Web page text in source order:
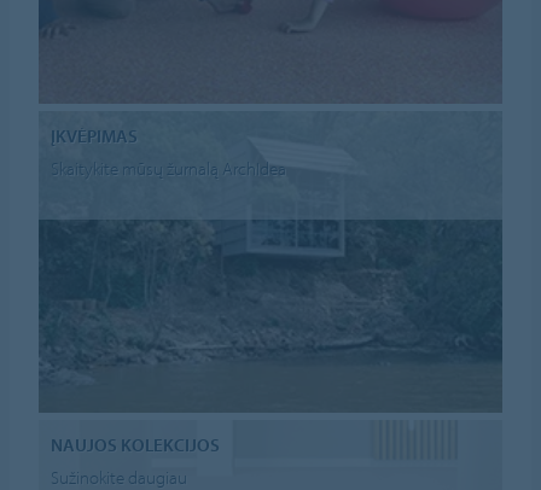
ĮKVĖPIMAS
Skaitykite mūsų žurnalą ArchIdea
NAUJOS KOLEKCIJOS
Sužinokite daugiau